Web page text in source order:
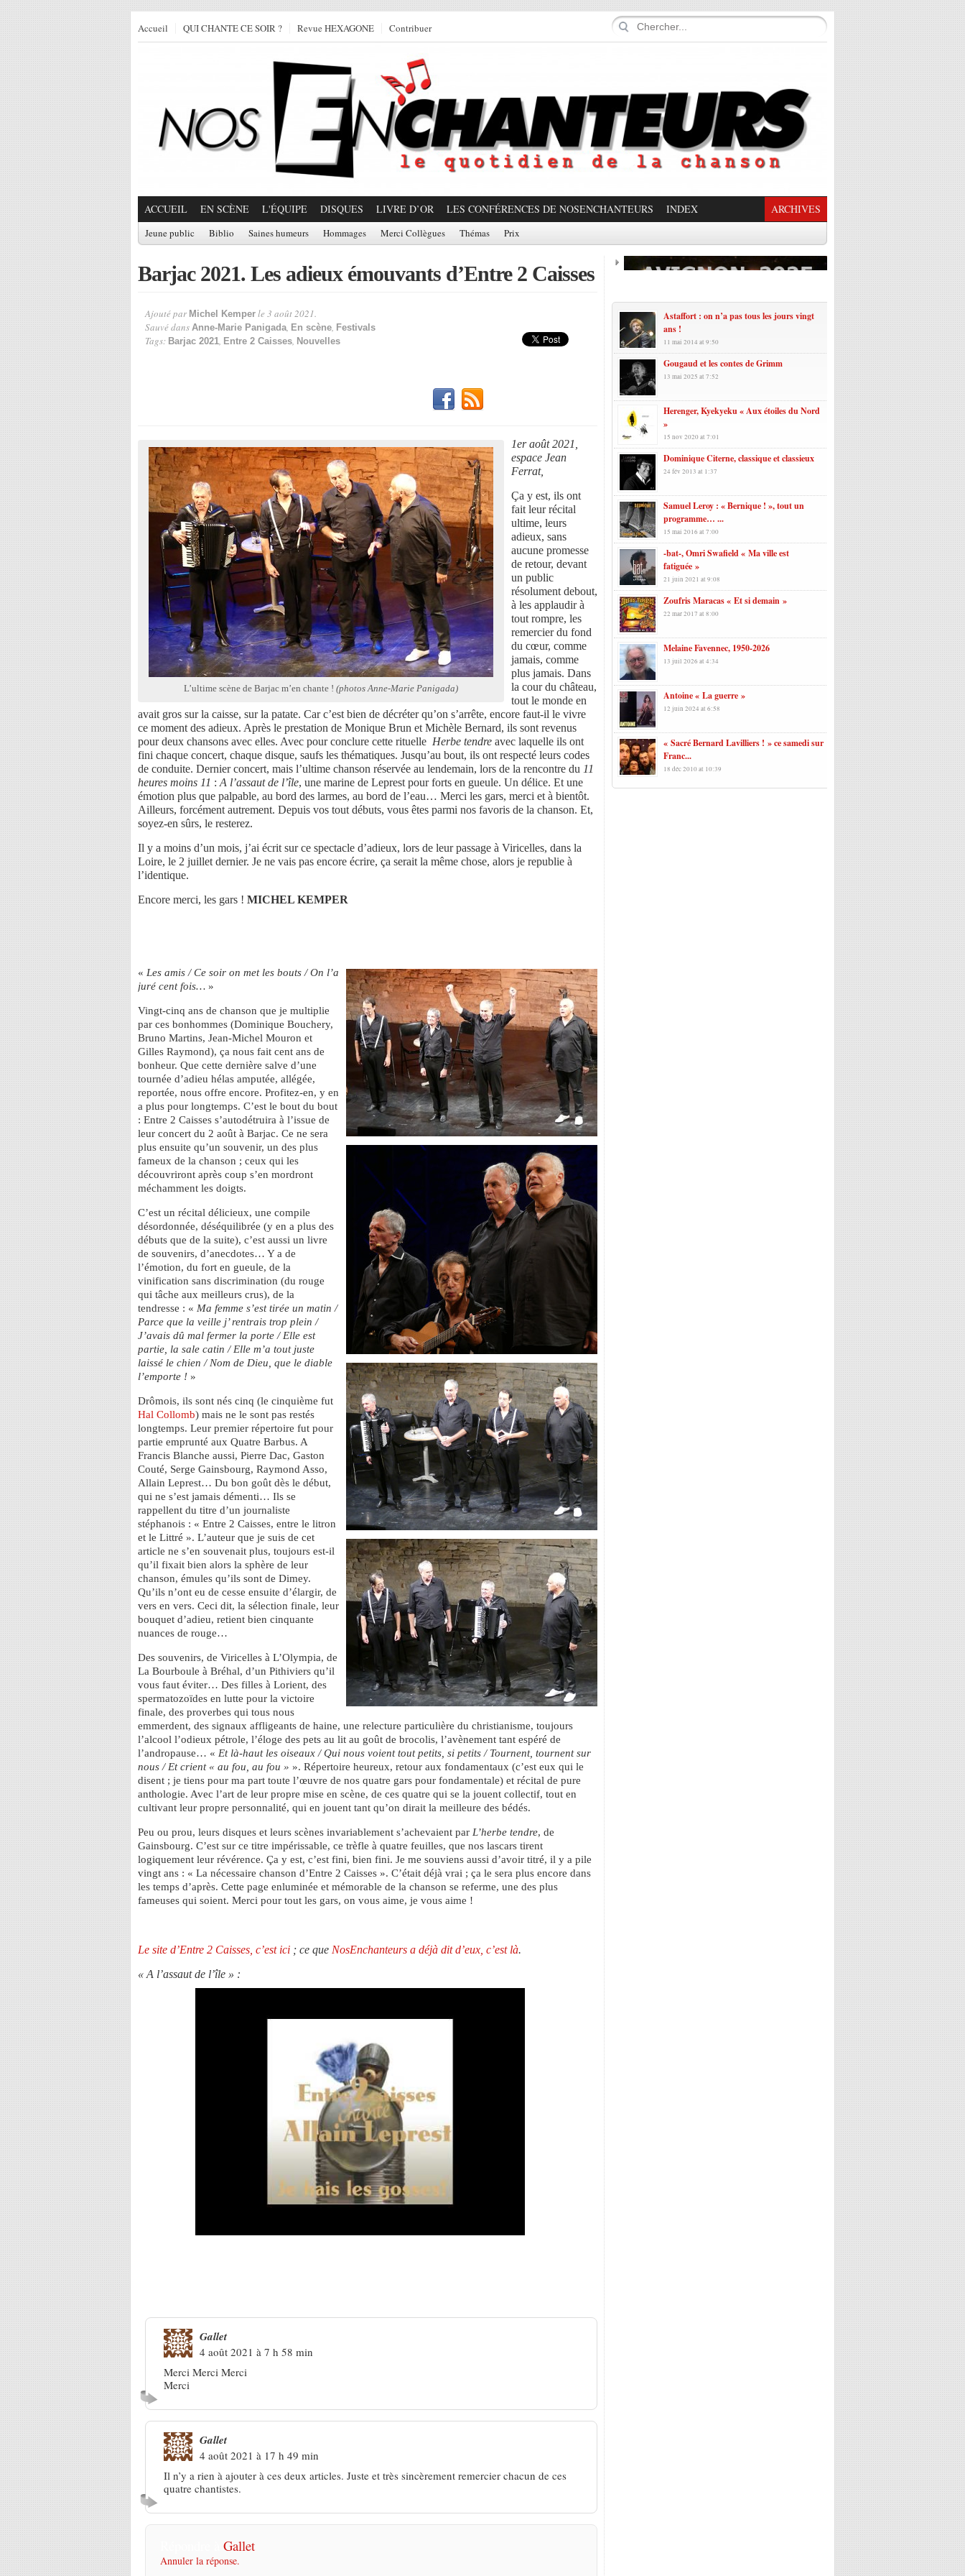
Accueil QUI CHANTE CE SOIR ? Revue HEXAGONE Contribuer
ACCUEIL EN SCÈNE L'ÉQUIPE DISQUES LIVRE D’OR LES CONFÉRENCES DE NOSENCHANTEURS INDEX ARCHIVES
Jeune public Biblio Saines humeurs Hommages Merci Collègues Thémas Prix
Barjac 2021. Les adieux émouvants d’Entre 2 Caisses
Ajouté par Michel Kemper le 3 août 2021.
Sauvé dans Anne-Marie Panigada, En scène, Festivals
Tags: Barjac 2021, Entre 2 Caisses, Nouvelles
L’ultime scène de Barjac m’en chante ! (photos Anne-Marie Panigada)
1er août 2021,
espace Jean
Ferrat,
Ça y est, ils ont
fait leur récital
ultime, leurs
adieux, sans
aucune promesse
de retour, devant
un public
résolument debout,
à les applaudir à
tout rompre, les
remercier du fond
du cœur, comme
jamais, comme
plus jamais. Dans
la cour du château,
tout le monde en
avait gros sur la caisse, sur la patate. Car c’est bien de décréter qu’on s’arrête, encore faut-il le vivre
ce moment des adieux. Après le prestation de Monique Brun et Michèle Bernard, ils sont revenus
pour deux chansons avec elles. Avec pour conclure cette rituelle Herbe tendre avec laquelle ils ont
fini chaque concert, chaque disque, saufs les thématiques. Jusqu’au bout, ils ont respecté leurs codes
de conduite. Dernier concert, mais l’ultime chanson réservée au lendemain, lors de la rencontre du 11
heures moins 11 : A l’assaut de l’île, une marine de Leprest pour forts en gueule. Un délice. Et une
émotion plus que palpable, au bord des larmes, au bord de l’eau… Merci les gars, merci et à bientôt.
Ailleurs, forcément autrement. Depuis vos tout débuts, vous êtes parmi nos favoris de la chanson. Et,
soyez-en sûrs, le resterez.
Il y a moins d’un mois, j’ai écrit sur ce spectacle d’adieux, lors de leur passage à Viricelles, dans la
Loire, le 2 juillet dernier. Je ne vais pas encore écrire, ça serait la même chose, alors je republie à
l’identique.
Encore merci, les gars ! MICHEL KEMPER
« Les amis / Ce soir on met les bouts / On l’a
juré cent fois… »
Vingt-cinq ans de chanson que je multiplie
par ces bonhommes (Dominique Bouchery,
Bruno Martins, Jean-Michel Mouron et
Gilles Raymond), ça nous fait cent ans de
bonheur. Que cette dernière salve d’une
tournée d’adieu hélas amputée, allégée,
reportée, nous offre encore. Profitez-en, y en
a plus pour longtemps. C’est le bout du bout
: Entre 2 Caisses s’autodétruira à l’issue de
leur concert du 2 août à Barjac. Ce ne sera
plus ensuite qu’un souvenir, un des plus
fameux de la chanson ; ceux qui les
découvriront après coup s’en mordront
méchamment les doigts.
C’est un récital délicieux, une compile
désordonnée, déséquilibrée (y en a plus des
débuts que de la suite), c’est aussi un livre
de souvenirs, d’anecdotes… Y a de
l’émotion, du fort en gueule, de la
vinification sans discrimination (du rouge
qui tâche aux meilleurs crus), de la
tendresse : « Ma femme s’est tirée un matin /
Parce que la veille j’ rentrais trop plein /
J’avais dû mal fermer la porte / Elle est
partie, la sale catin / Elle m’a tout juste
laissé le chien / Nom de Dieu, que le diable
l’emporte ! »
Drômois, ils sont nés cinq (le cinquième fut
Hal Collomb) mais ne le sont pas restés
longtemps. Leur premier répertoire fut pour
partie emprunté aux Quatre Barbus. A
Francis Blanche aussi, Pierre Dac, Gaston
Couté, Serge Gainsbourg, Raymond Asso,
Allain Leprest… Du bon goût dès le début,
qui ne s’est jamais démenti… Ils se
rappellent du titre d’un journaliste
stéphanois : « Entre 2 Caisses, entre le litron
et le Littré ». L’auteur que je suis de cet
article ne s’en souvenait plus, toujours est-il
qu’il fixait bien alors la sphère de leur
chanson, émules qu’ils sont de Dimey.
Qu’ils n’ont eu de cesse ensuite d’élargir, de
vers en vers. Ceci dit, la sélection finale, leur
bouquet d’adieu, retient bien cinquante
nuances de rouge…
Des souvenirs, de Viricelles à L’Olympia, de
La Bourboule à Bréhal, d’un Pithiviers qu’il
vous faut éviter… Des filles à Lorient, des
spermatozoïdes en lutte pour la victoire
finale, des proverbes qui tous nous
emmerdent, des signaux affligeants de haine, une relecture particulière du christianisme, toujours
l’alcool l’odieux pétrole, l’éloge des pets au lit au goût de brocolis, l’avènement tant espéré de
l’andropause… « Et là-haut les oiseaux / Qui nous voient tout petits, si petits / Tournent, tournent sur
nous / Et crient « au fou, au fou » ». Répertoire heureux, retour aux fondamentaux (c’est eux qui le
disent ; je tiens pour ma part toute l’œuvre de nos quatre gars pour fondamentale) et récital de pure
anthologie. Avec l’art de leur propre mise en scène, de ces quatre qui se la jouent collectif, tout en
cultivant leur propre personnalité, qui en jouent tant qu’on dirait la meilleure des bédés.
Peu ou prou, leurs disques et leurs scènes invariablement s’achevaient par L’herbe tendre, de
Gainsbourg. C’est sur ce titre impérissable, ce trèfle à quatre feuilles, que nos lascars tirent
logiquement leur révérence. Ça y est, c’est fini, bien fini. Je me souviens aussi d’avoir titré, il y a pile
vingt ans : « La nécessaire chanson d’Entre 2 Caisses ». C’était déjà vrai ; ça le sera plus encore dans
les temps d’après. Cette page enluminée et mémorable de la chanson se referme, une des plus
fameuses qui soient. Merci pour tout les gars, on vous aime, je vous aime !
Le site d’Entre 2 Caisses, c’est ici ; ce que NosEnchanteurs a déjà dit d’eux, c’est là.
« A l’assaut de l’île » :
Gallet
4 août 2021 à 7 h 58 min
Merci Merci Merci
Merci
Gallet
4 août 2021 à 17 h 49 min
Il n’y a rien à ajouter à ces deux articles. Juste et très sincèrement remercier chacun de ces
quatre chantistes.
Gallet
Annuler la réponse.
Astaffort : on n’a pas tous les jours vingt
ans !
11 mai 2014 at 9:50
Gougaud et les contes de Grimm
13 mai 2025 at 7:52
Herenger, Kyekyeku « Aux étoiles du Nord
»
15 nov 2020 at 7:01
Dominique Citerne, classique et classieux
24 fév 2013 at 1:37
Samuel Leroy : « Bernique ! », tout un
programme… ...
15 mai 2016 at 7:00
-bat-, Omri Swafield « Ma ville est
fatiguée »
21 juin 2021 at 9:08
Zoufris Maracas « Et si demain »
22 mar 2017 at 8:00
Melaine Favennec, 1950-2026
13 juil 2026 at 4:34
Antoine « La guerre »
12 juin 2024 at 6:58
« Sacré Bernard Lavilliers ! » ce samedi sur
Franc...
18 déc 2010 at 10:39